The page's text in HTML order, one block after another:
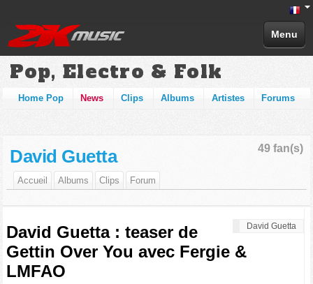
Menu
Pop, Electro & Folk
Home Pop News Clips Albums Artistes Forums
49 fan(s)
David Guetta
Accueil Albums Clips Forum
David Guetta
David Guetta : teaser de
Gettin Over You avec Fergie &
LMFAO